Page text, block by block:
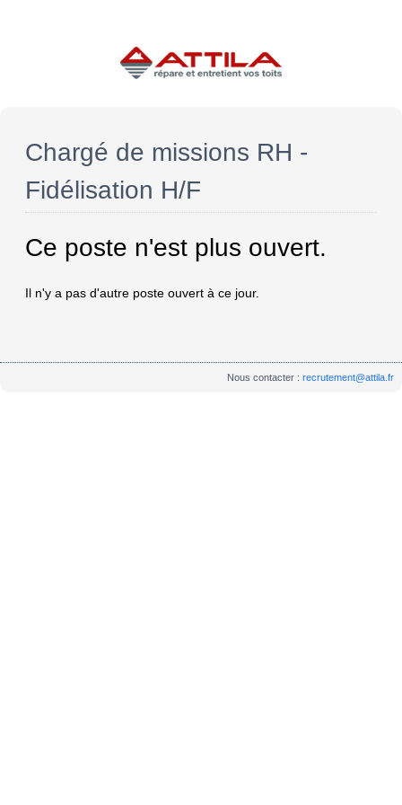
Chargé de missions RH -
Fidélisation H/F
Ce poste n'est plus ouvert.
Il n'y a pas d'autre poste ouvert à ce jour.
Nous contacter :recrutement@attila.fr